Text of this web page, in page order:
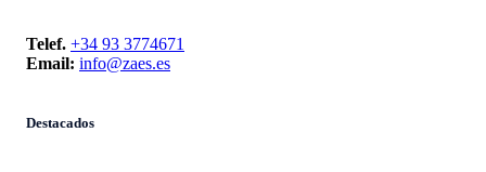
Telef. +34 93 3774671
Email: info@zaes.es
Destacados